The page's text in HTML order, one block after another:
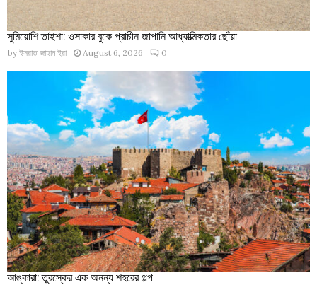
সুমিয়োশি তাইশা: ওসাকার বুকে প্রাচীন জাপানি আধ্যাত্মিকতার ছোঁয়া
by ইসরাত জাহান ইরা August 6, 2026 0
আঙ্কারা: তুরস্কের এক অনন্য শহরের গল্প